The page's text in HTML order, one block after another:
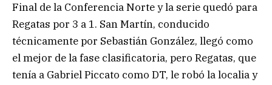
Final de la Conferencia Norte y la serie quedó para
Regatas por 3 a 1. San Martín, conducido
técnicamente por Sebastián González, llegó como
el mejor de la fase clasificatoria, pero Regatas, que
tenía a Gabriel Piccato como DT, le robó la localia y